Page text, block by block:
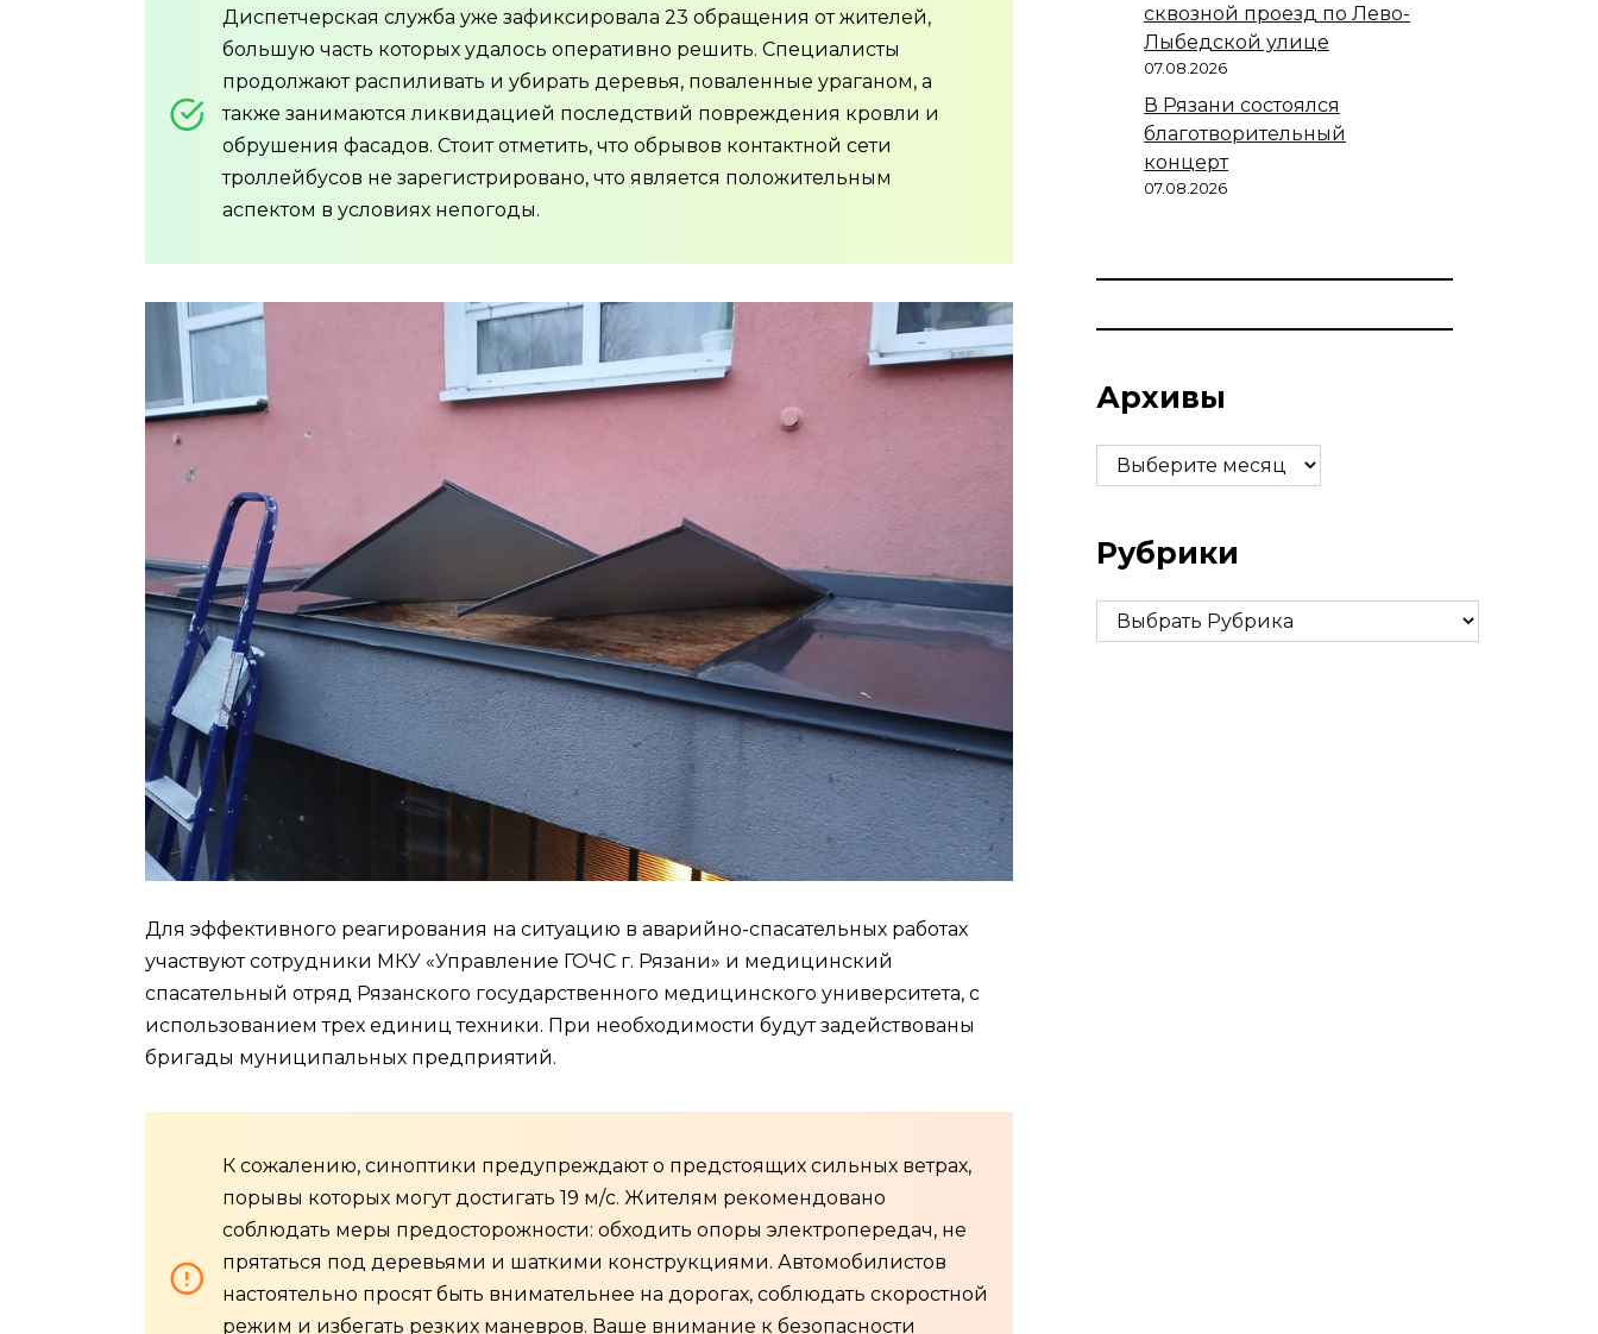
Диспетчерская служба уже зафиксировала 23 обращения от жителей,
большую часть которых удалось оперативно решить. Специалисты
продолжают распиливать и убирать деревья, поваленные ураганом, а
также занимаются ликвидацией последствий повреждения кровли и
обрушения фасадов. Стоит отметить, что обрывов контактной сети
троллейбусов не зарегистрировано, что является положительным
аспектом в условиях непогоды.
Для эффективного реагирования на ситуацию в аварийно-спасательных работах
участвуют сотрудники МКУ «Управление ГОЧС г. Рязани» и медицинский
спасательный отряд Рязанского государственного медицинского университета, с
использованием трех единиц техники. При необходимости будут задействованы
бригады муниципальных предприятий.
К сожалению, синоптики предупреждают о предстоящих сильных ветрах,
порывы которых могут достигать 19 м/с. Жителям рекомендовано
соблюдать меры предосторожности: обходить опоры электропередач, не
прятаться под деревьями и шаткими конструкциями. Автомобилистов
настоятельно просят быть внимательнее на дорогах, соблюдать скоростной
режим и избегать резких маневров. Ваше внимание к безопасности
сквозной проезд по Лево-
Лыбедской улице
07.08.2026
В Рязани состоялся
благотворительный
концерт
07.08.2026
Архивы
Архивы
Рубрики
Рубрики